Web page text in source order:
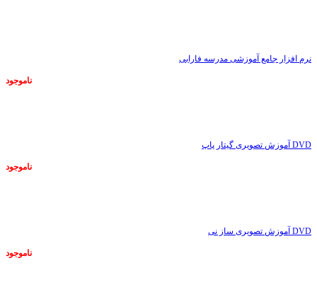
نرم افزار جامع آموزشی مدرسه فارابی
ناموجود
DVD آموزش تصویری گیتار پاپ
ناموجود
DVD آموزش تصویری ساز نی
ناموجود